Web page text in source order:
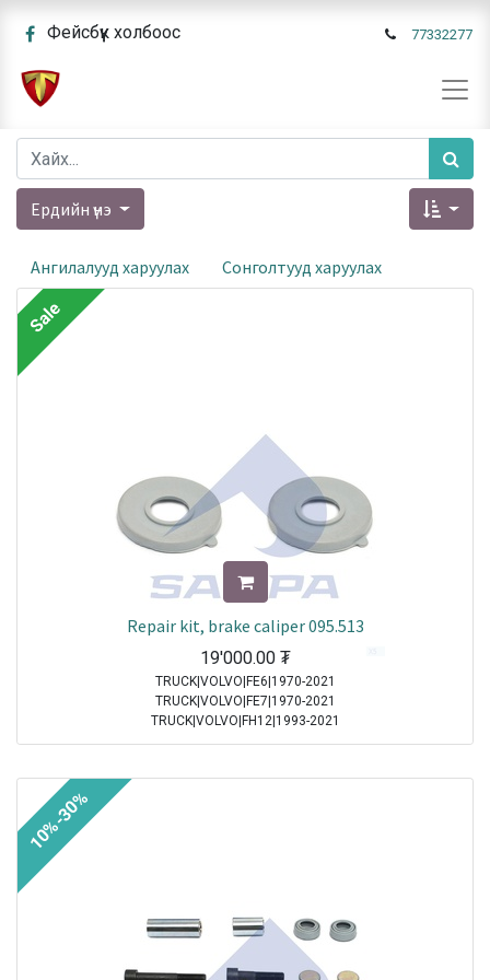
Фейсбүүк холбоос 77332277
Ердийн үнэ
Ангилалууд харуулах Сонголтууд харуулах
Repair kit, brake caliper 095.513
19'000.00₮
TRUCK|VOLVO|FE6|1970-2021
TRUCK|VOLVO|FE7|1970-2021
TRUCK|VOLVO|FH12|1993-2021
TRUCK|VOLVO|FH16|1993-2021
TRUCK|VOLVO|FL12|1995-1998
TRUCK|VOLVO|FS7|1994-1996
TRUCK|MAN|Other Truck Series|1970-2021
TRUCK|MAN|F 2000|1994-2005
Sale
10%-30%